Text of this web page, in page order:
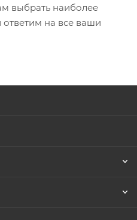
выбрать наиболее
на все ваши